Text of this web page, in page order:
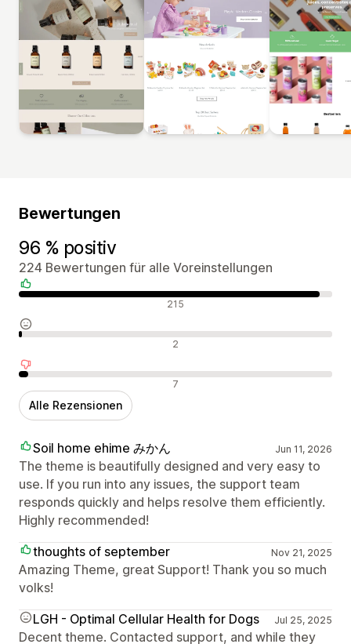
Bewertungen
96 % positiv
224 Bewertungen für alle Voreinstellungen
Positive Bewertungen 215
Neutrale Bewertungen 2
Negative Bewertungen 7
Alle Rezensionen
Soil home ehime みかん Jun 11, 2026
The theme is beautifully designed and very easy to
use. If you run into any issues, the support team
responds quickly and helps resolve them efficiently.
Highly recommended!
thoughts of september
Nov 21, 2025
Amazing Theme, great Support! Thank you so much
volks!
LGH - Optimal Cellular Health for Dogs
Jul 25, 2025
Decent theme. Contacted support, and while they